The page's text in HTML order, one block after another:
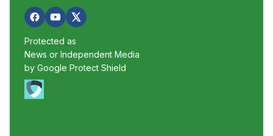
Protected as
News or Independent Media
by Google Protect Shield